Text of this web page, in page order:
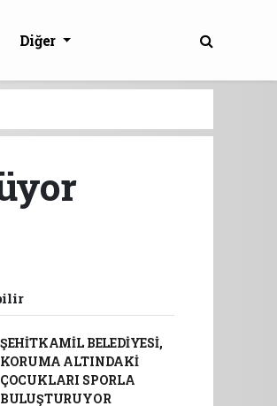
Diğer
ŞEHİTKAMİL BELEDİYESİ,
KORUMA ALTINDAKİ
ÇOCUKLARI SPORLA
BULUŞTURUYOR